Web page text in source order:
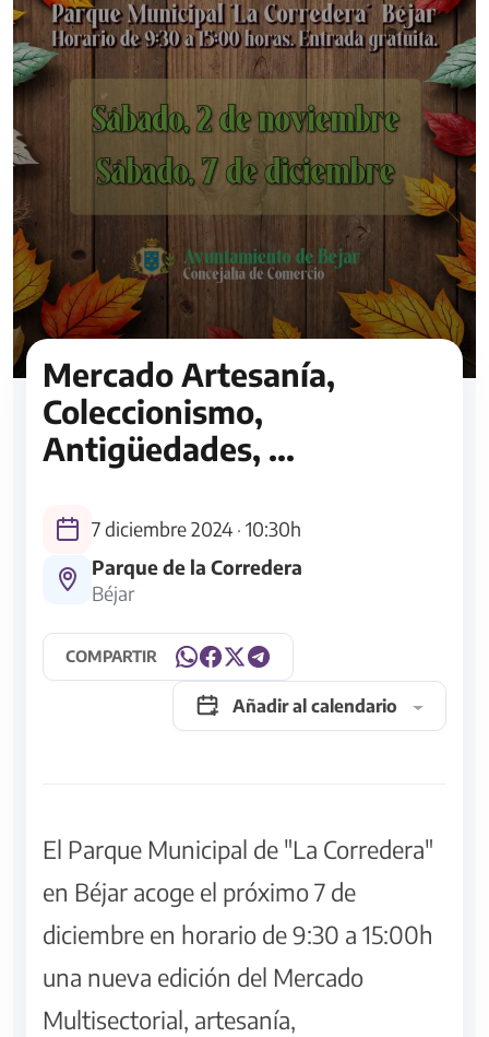
Mercado Artesanía,
Coleccionismo,
Antigüedades, ...
7 diciembre 2024 · 10:30h
Parque de la Corredera
Béjar
COMPARTIR
Añadir al calendario
El Parque Municipal de "La Corredera"
en Béjar acoge el próximo 7 de
diciembre en horario de 9:30 a 15:00h
una nueva edición del Mercado
Multisectorial, artesanía,